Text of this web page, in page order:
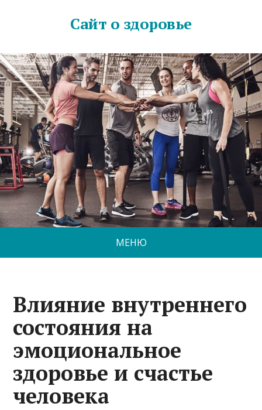
Сайт о здоровье
МЕНЮ
Влияние внутреннего
состояния на
эмоциональное
здоровье и счастье
человека